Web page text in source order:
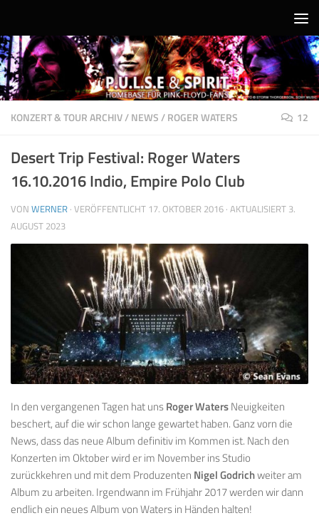
KONZERT & TOUR ARCHIV/NEWS/ROGER WATERS 12
Desert Trip Festival: Roger Waters
16.10.2016 Indio, Empire Polo Club
VON WERNER · VERÖFFENTLICHT 17. OKTOBER 2016 · AKTUALISIERT 3.
AUGUST 2023
In den vergangenen Tagen hat unsRoger WatersNeuigkeiten
beschert, auf die wir schon lange gewartet haben. Ganz vorn die
News, dass das neue Album definitiv im Kommen ist. Nach den
Konzerten im Oktober wird er im November ins Studio
zurückkehren und mit dem Produzenten Nigel Godrichweiter am
Album zu arbeiten. Irgendwann im Frühjahr 2017 werden wir dann
endlich ein neues Album von Waters in Händen halten!